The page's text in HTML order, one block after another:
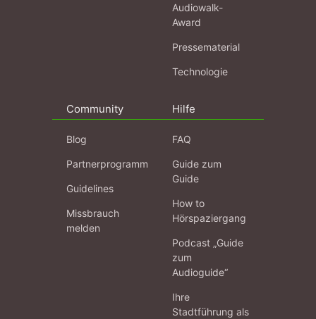
Audiowalk-
Award
Pressematerial
Technologie
Community
Blog
Partnerprogramm
Guidelines
Missbrauch
melden
Hilfe
FAQ
Guide zum
Guide
How to
Hörspaziergang
Podcast „Guide
zum
Audioguide“
Ihre
Stadtführung als